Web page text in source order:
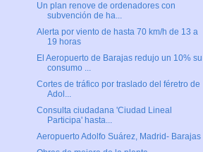
Un plan renove de ordenadores con
subvención de ha...
Alerta por viento de hasta 70 km/h de 13 a
19 horas
El Aeropuerto de Barajas redujo un 10% su
consumo ...
Cortes de tráfico por traslado del féretro de
Adol...
Consulta ciudadana 'Ciudad Lineal
Participa' hasta...
Aeropuerto Adolfo Suárez, Madrid- Barajas